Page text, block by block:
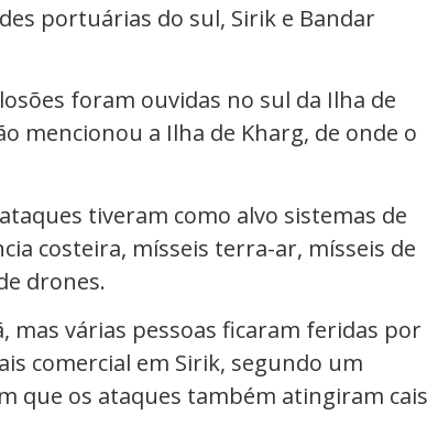
portuárias do sul, Sirik e Bandar
foram ouvidas no sul da Ilha de
mencionou a Ilha de Kharg, de onde o
tiveram como alvo sistemas de
costeira, mísseis terra-ar, mísseis de
drones.
mas várias pessoas ficaram feridas por
comercial em Sirik, segundo um
que os ataques também atingiram cais